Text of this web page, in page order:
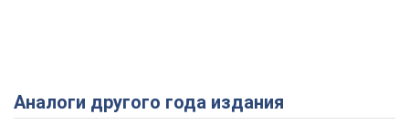
Аналоги другого года издания